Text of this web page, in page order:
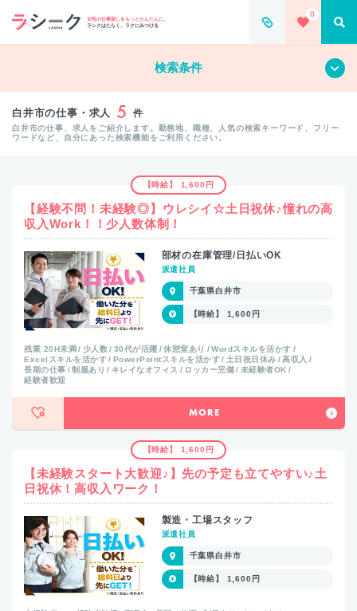
女性の仕事探しをもっとかんたんに。
ラシクはたらく、ラクにみつける
0
すべて クリア
検索条件
白井市の仕事・求人 5 件
白井市の仕事、求人をご紹介します。勤務地、職種、人気の検索キーワード、フリー
ワードなど、自分にあった検索機能をご利用ください。
【時給】 1,600円
【経験不問！未経験◎】ウレシイ☆土日祝休♪憧れの高
収入Work！！少人数体制！
部材の在庫管理/日払いOK
派遣社員
千葉県白井市
【時給】 1,600円
残業 20H未満 少人数 30代が活躍 休憩室あり
Wordスキルを活かす
Excelスキルを活かす
PowerPointスキルを活かす 土日祝日休み
高収入
長期の仕事
制服あり キレイなオフィス ロッカー完備
未経験者OK
経験者歓迎
MORE
【時給】 1,600円
【未経験スタート大歓迎♪】先の予定も立てやすい♪土
日祝休！高収入ワーク！
製造・工場スタッフ
派遣社員
千葉県白井市
【時給】 1,600円